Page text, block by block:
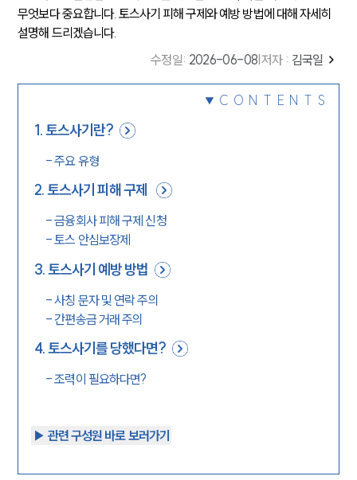
무엇보다 중요합니다. 토스사기 피해 구제와 예방 방법에 대해 자세히
설명해 드리겠습니다.
수정일: 2026-06-08 저자 : 김국일
CONTENTS
1.토스사기란?
-주요 유형
2.토스사기 피해 구제
-금융회사 피해 구제 신청
-토스 안심보장제
3.토스사기 예방 방법
-사칭 문자 및 연락 주의
- 간편송금 거래 주의
4.토스사기를 당했다면?
-조력이 필요하다면?
▶︎ 관련 구성원 바로 보러가기